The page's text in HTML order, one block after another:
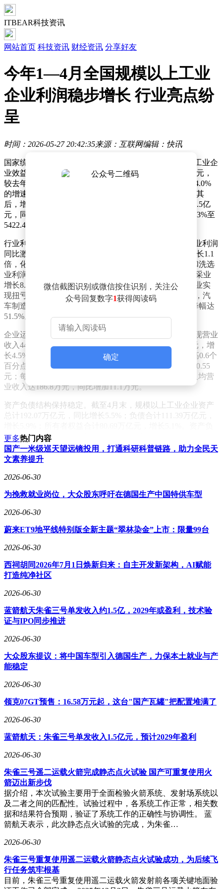
ITBEAR科技资讯
网站首页 科技资讯 财经资讯 分享好友
今年1—4月全国规模以上工业
企业利润稳步增长 行业亮点纷
呈
时间：2026-05-27 20:42:35来源：互联网编辑：快讯
国家统计局最新数据显示，今年前四个月全国规模以上工业企
业效益保持稳健增长态势，累计实现利润总额24358.4亿元，
较去年同期增长18.2%。从企业类型看，股份制企业以24.0%
的增速领跑，实现利润总额18834.4亿元；私营企业紧随其
后，增长23.7%至6511.4亿元；国有控股企业利润达8271.5亿
元，同比增长17.1%；外商及港澳台投资企业利润增长2.3%至
5422.4亿元。
行业利润表现呈现明显分化。有色金属冶炼和压延加工业利润
同比激增1.2倍，计算机、通信和其他电子设备制造业增长1.1
倍，化学原料和化学制品制造业增长73.4%。煤炭开采和洗选
业利润增长21.0%，纺织业增长11.2%，石油和天然气开采业
增长8.1%。值得注意的是，石油、煤炭及其他燃料加工业实
现扭亏为盈，而电力、热力生产和供应业利润下降2.5%，汽
车制造业利润下降16.8%，黑色金属冶炼和压延加工业降幅达
51.5%。
企业运营质量持续改善。前四个月规模以上工业企业实现营业
收入44.89万亿元，同比增长5.2%；营业成本38.13万亿元，增
长4.5%。营业收入利润率提升至5.43%，较上年同期提高0.6个
百分点。每百元营业收入中的成本为84.94元，同比减少0.55
元；每百元营业收入中的费用为8.39元，微增0.01元。人均营
业收入达186.8万元，同比增加11.1万元。
资产负债结构保持稳定。截至4月末，规模以上工业企业资产
总计192.07万亿元，同比增长5.5%；负债合计111.39万亿元，
债率为58.0%，同比上升0.2个百分点。应收账款达27.44万亿
元，增长7.2%；产成品存货6.95万亿元，增长6.7%。
运营效率指标显示，规模以上工业企业每百元资产实现的营业
收入为70.8元，同比减少0.2元；产成品存货周转天数为21.4
1.3天。单月数据方面，4月份规模以上工业企业利润同比增长
微信截图识别或微信按住识别，关注公
众号回复数字1获得阅读码
确定
更多热门内容
国产一米级巡天望远镜投用，打通科研科普链路，助力全民天
文素养提升
2026-06-30
为挽救就业岗位，大众股东呼吁在德国生产中国特供车型
2026-06-30
蔚来ET9地平线特别版全新主题“翠林染金”上市：限量99台
2026-06-30
西祠胡同2026年7月1日焕新归来：自主开发新架构，AI赋能
打造纯净社区
2026-06-30
蓝箭航天朱雀三号单发收入约1.5亿，2029年或盈利，技术验
证与IPO同步推进
2026-06-30
大众股东提议：将中国车型引入德国生产，力保本土就业与产
能稳定
2026-06-30
领克07GT预售：16.58万元起，这台"国产瓦罐"把配置堆满了
2026-06-30
蓝箭航天：朱雀三号单发收入1.5亿元，预计2029年盈利
2026-06-30
朱雀三号遥二运载火箭完成静态点火试验 国产可重复使用火
箭迈出新步伐
据介绍，本次试验主要用于全面检验火箭系统、发射场系统以
及二者之间的匹配性。试验过程中，各系统工作正常，相关数
据和结果符合预期，验证了系统工作的正确性与协调性。 蓝
箭航天表示，此次静态点火试验的完成，为朱雀…
2026-06-30
朱雀三号重复使用遥二运载火箭静态点火试验成功，为后续飞
行任务筑牢根基
目前，朱雀三号重复使用遥二运载火箭发射前各项关键地面验